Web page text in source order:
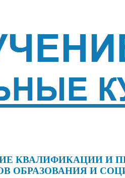
КВАЛИФИКАЦИИ И
ОБРАЗОВАНИЯ И